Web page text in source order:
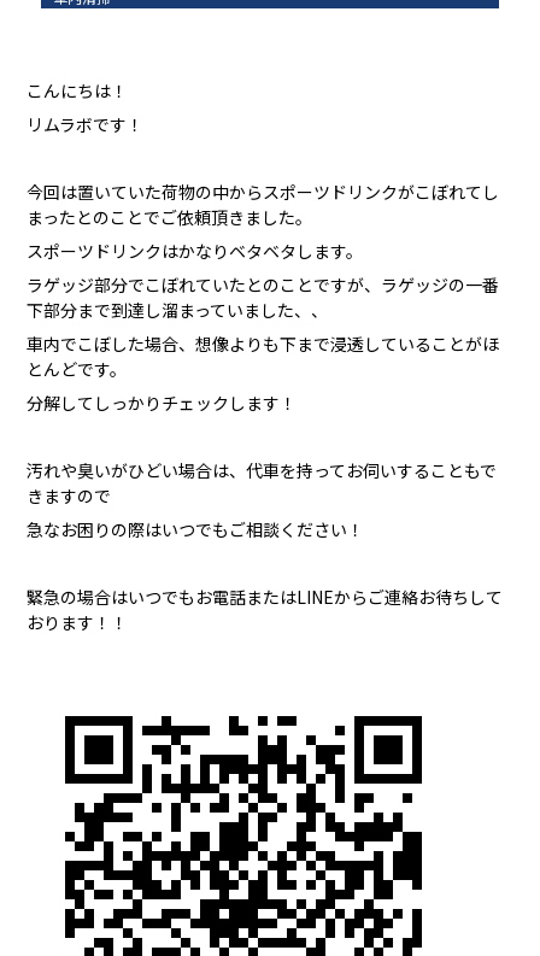
こんにちは！
リムラボです！
今回は置いていた荷物の中からスポーツドリンクがこぼれてし
まったとのことでご依頼頂きました。
スポーツドリンクはかなりベタベタします。
ラゲッジ部分でこぼれていたとのことですが、ラゲッジの一番
下部分まで到達し溜まっていました、、
車内でこぼした場合、想像よりも下まで浸透していることがほ
とんどです。
分解してしっかりチェックします！
汚れや臭いがひどい場合は、代車を持ってお伺いすることもで
きますので
急なお困りの際はいつでもご相談ください！
緊急の場合はいつでもお電話またはLINEからご連絡お待ちして
おります！！